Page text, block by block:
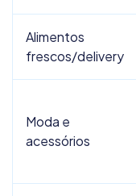
Alimentos
frescos/delivery
Moda e
acessórios